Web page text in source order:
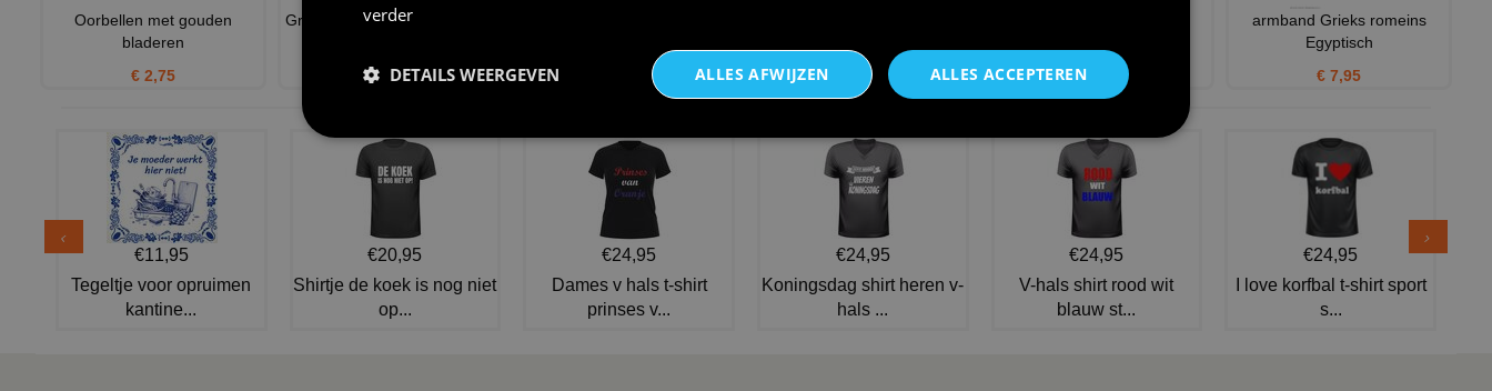
Oorbellen met gouden
bladeren
€ 2,75
Griekse schone godinnen jurk
€ 42,95
€ 3,75
€ 47,95
armband Grieks romeins
Egyptisch
€ 7,95
€11,95
Tegeltje voor opruimen
kantine...
€20,95
Shirtje de koek is nog niet
op...
€24,95
Dames v hals t-shirt
prinses v...
€24,95
Koningsdag shirt heren v-
hals ...
€24,95
V-hals shirt rood wit
blauw st...
€24,95
I love korfbal t-shirt sport
s...
verder
ALLES ACCEPTEREN
ALLES AFWIJZEN
DETAILS WEERGEVEN